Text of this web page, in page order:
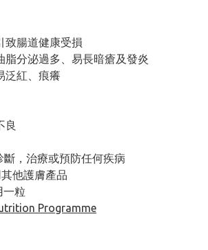
致腸道健康受損
脂分泌過多、易長暗瘡及發炎
泛紅、痕癢
良
，治療或預防任何疾病​
他護膚產品​
一粒
Programme